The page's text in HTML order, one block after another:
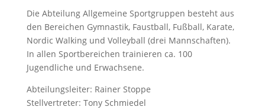
Die Abteilung Allgemeine Sportgruppen besteht aus
den Bereichen Gymnastik, Faustball, Fußball, Karate,
Nordic Walking und Volleyball (drei Mannschaften).
In allen Sportbereichen trainieren ca. 100
Jugendliche und Erwachsene.
Abteilungsleiter: Rainer Stoppe
Stellvertreter: Tony Schmiedel